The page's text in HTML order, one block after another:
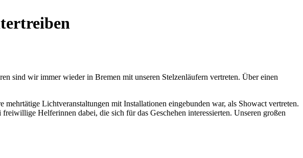
sind wir immer wieder in Bremen mit unseren Stelzenläufern vertreten. Über einen
mehrtätige Lichtveranstaltungen mit Installationen eingebunden war, als Showact vertreten.
Helferinnen dabei, die sich für das Geschehen interessierten. Unseren großen